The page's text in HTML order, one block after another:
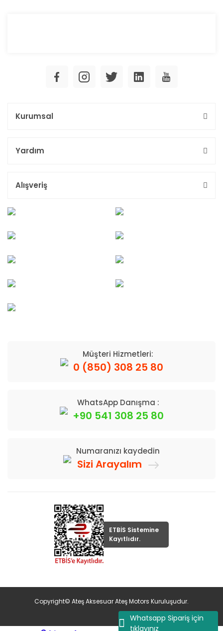
Whatsapp Sipariş için
tıklayınız
Kurumsal
Yardım
Alışveriş
Müşteri Hizmetleri:
0 (850) 308 25 80
WhatsApp Danışma :
+90 541 308 25 80
Numaranızı kaydedin
Sizi Arayalım
ETBİS Sistemine
Kayıtlıdır.
Copyright© Ateş Aksesuar Ateş Motors Kuruluşudur.